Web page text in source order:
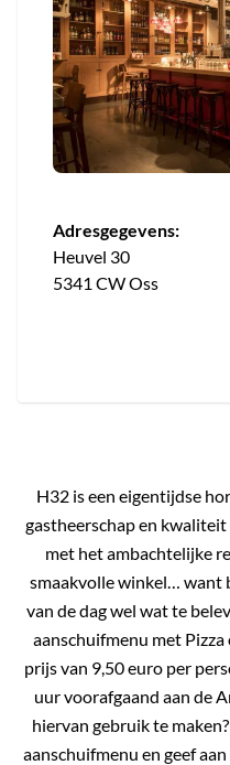
Adresgegevens:
Heuvel 30
5341 CW Oss
H32 is een eigentijdse
gastheerschap en
met het ambachtelijke
smaakvolle winkel… want
van de dag wel wat te
aanschuifmenu met
prijs van 9,50 euro per
uur voorafgaand aan de
hiervan gebruik te
aanschuifmenu en geef